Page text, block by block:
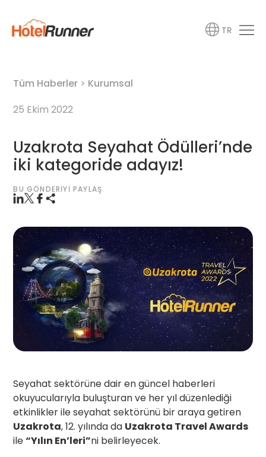
TR
Tüm Haberler > Kurumsal
25 Ekim 2022
Uzakrota Seyahat Ödülleri’nde
iki kategoride adayız!
BU GÖNDERIYI PAYLAŞ
Seyahat sektörüne dair en güncel haberleri
okuyucularıyla buluşturan ve her yıl düzenlediği
etkinlikler ile seyahat sektörünü bir araya getiren
Uzakrota, 12. yılında da Uzakrota Travel Awards
ile“Yılın En’leri”ni belirleyecek.